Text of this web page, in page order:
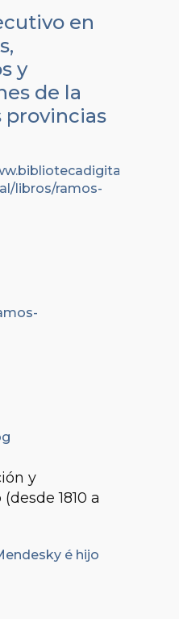
en
y
de la
provincias
y
1810 a
é hijo